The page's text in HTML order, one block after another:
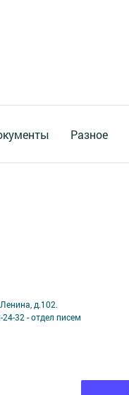
Разное
д.102.
32 - отдел писем